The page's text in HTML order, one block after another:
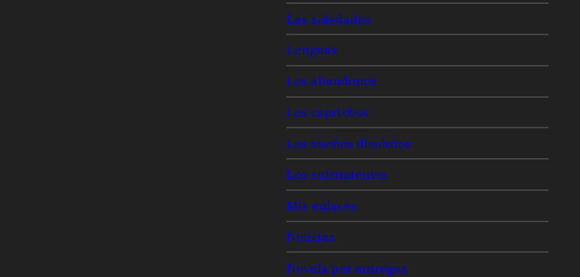
Las soledades
Lenguas
Los abandonos
Los caprichos
Los sueños disolutos
Los sufrimientos
Mis enlaces
Noticias
Novela por entregas